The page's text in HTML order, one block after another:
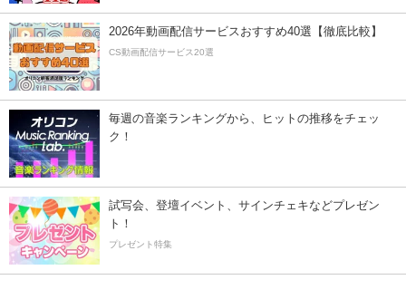
2026年動画配信サービスおすすめ40選【徹底比較】
CS動画配信サービス20選
毎週の音楽ランキングから、ヒットの推移をチェッ
ク！
試写会、登壇イベント、サインチェキなどプレゼン
ト！
プレゼント特集